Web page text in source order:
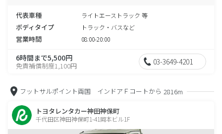
代表車種 ライトエーストラック 等
ボディタイプ トラック・バスなど
営業時間 08:00-20:00
6時間まで5,500円
免責補償制度1,100円 03-3649-4201
フットサルポイント両国 インドアＦコートから 2816m
トヨタレンタカー神田神保町
千代田区神田神保町1-41岡本ビル1F